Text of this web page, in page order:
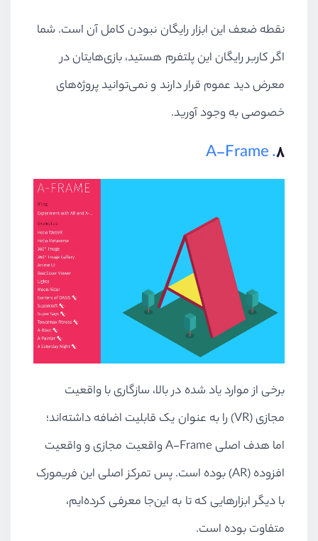
نقطه ضعف این ابزار رایگان نبودن کامل آن است. شما
اگر کاربر رایگان این پلتفرم هستید، بازی‌هایتان در
معرض دید عموم قرار دارند و نمی‌توانید پروژه‌های
خصوصی به‌ وجود آورید.
۸. A-Frame
برخی از موارد یاد شده در بالا، سازگاری با واقعیت
مجازی (VR) را به عنوان یک قابلیت اضافه داشته‌اند؛
اما هدف اصلی A-Frame واقعیت مجازی و واقعیت
افزوده (AR) بوده است. پس تمرکز اصلی این فریمورک
با دیگر ابزارهایی که تا به این‌جا معرفی کرده‌ایم،
متفاوت بوده ‌است.